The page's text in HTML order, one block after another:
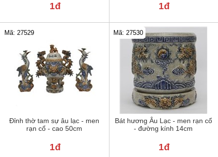
1đ 1đ
Đỉnh thờ tam sự âu lạc - men
rạn cổ - cao 50cm
Mã: 27529
1đ
Bát hương Âu Lạc - men rạn cổ
- đường kính 14cm
Mã: 27530
1đ